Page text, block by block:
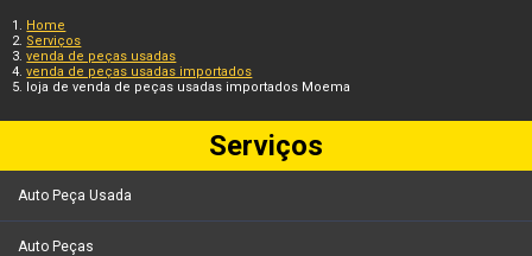
Home
Serviços
venda de peças usadas
venda de peças usadas importados
loja de venda de peças usadas importados Moema
Serviços
Auto Peça Usada
Auto Peças